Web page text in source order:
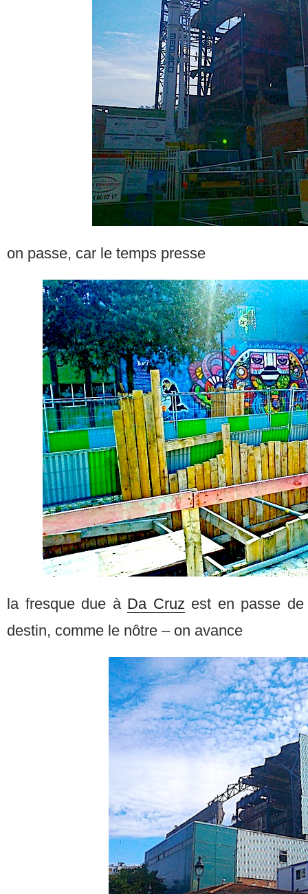
on passe, car le temps presse
la fresque due à Da Cruz est en passe
destin, comme le nôtre – on avance